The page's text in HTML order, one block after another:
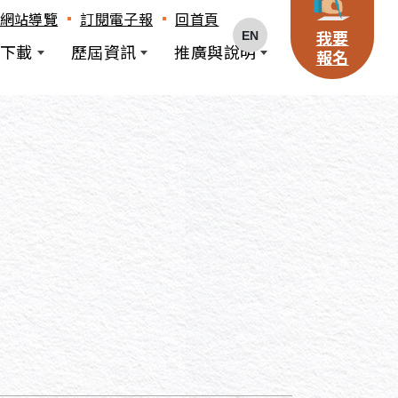
網站導覽 訂閱電子報 回首頁
載 歷屆資訊 推廣與說明
EN
我要
報名